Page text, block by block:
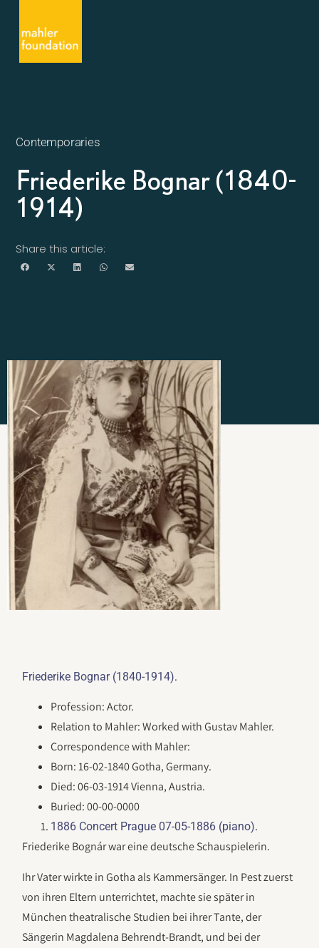
Contemporaries
Friederike Bognar (1840-
1914)
Share this article:
Friederike Bognar (1840-1914).
Profession: Actor.
Relation to Mahler: Worked with Gustav Mahler.
Correspondence with Mahler:
Born: 16-02-1840 Gotha, Germany.
Died: 06-03-1914 Vienna, Austria.
Buried: 00-00-0000
1886 Concert Prague 07-05-1886 (piano).
Friederike Bognár war eine deutsche Schauspielerin.
Ihr Vater wirkte in Gotha als Kammersänger. In Pest zuerst
von ihren Eltern unterrichtet, machte sie später in
München theatralische Studien bei ihrer Tante, der
Sängerin Magdalena Behrendt-Brandt, und bei der